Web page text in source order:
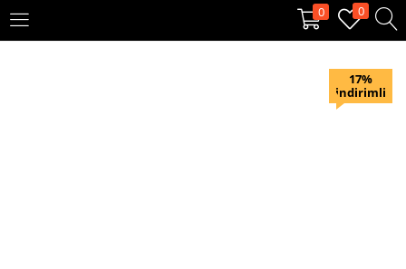
0 0
KAYIT OL
17%
indirimli